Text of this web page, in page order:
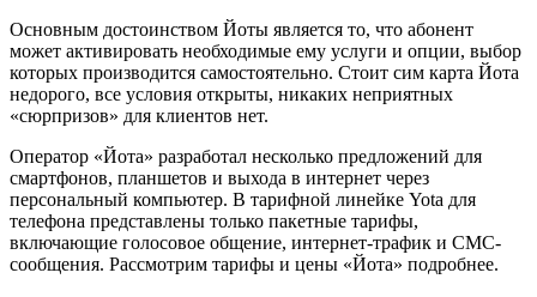
Основным достоинством Йоты является то, что абонент
может активировать необходимые ему услуги и опции, выбор
которых производится самостоятельно. Стоит сим карта Йота
недорого, все условия открыты, никаких неприятных
«сюрпризов» для клиентов нет.
Оператор «Йота» разработал несколько предложений для
смартфонов, планшетов и выхода в интернет через
персональный компьютер. В тарифной линейке Yota для
телефона представлены только пакетные тарифы,
включающие голосовое общение, интернет-трафик и СМС-
сообщения. Рассмотрим тарифы и цены «Йота» подробнее.